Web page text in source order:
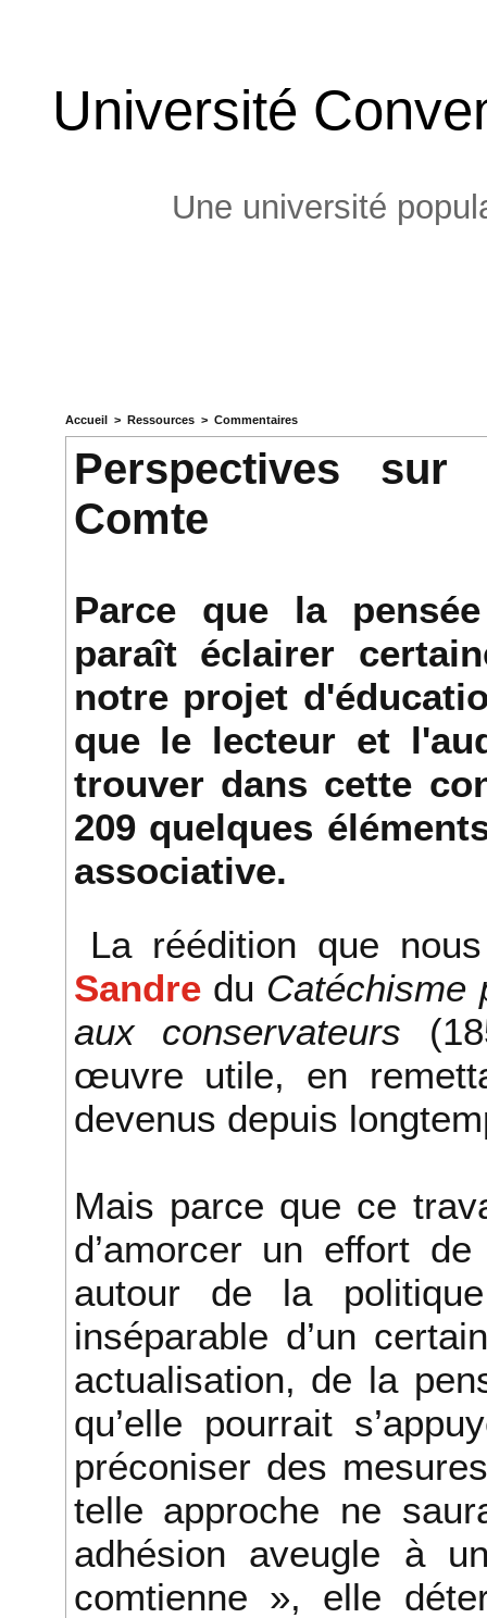
Université
Une université
Accueil > Ressources > Commentaires
Perspectives
Comte
Parce que la
paraît éclairer
notre projet
que le lecteur et
trouver dans cette
209 quelques
associative.
La réédition que
Sandredu Catéchisme
aux conservateurs
œuvre utile, en
devenus depuis
Mais parce que ce
d’amorcer un effort
autour de la
inséparable d’un
actualisation, de la
qu’elle pourrait
préconiser des
telle approche ne
adhésion aveugle à
comtienne », elle